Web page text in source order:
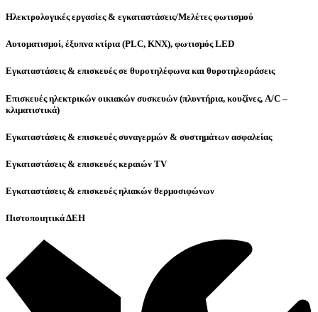
Ηλεκτρολογικές εργασίες & εγκαταστάσεις/Μελέτες φωτισμού
Αυτοματισμοί, έξυπνα κτίρια (PLC, KNX), φωτισμός LED
Εγκαταστάσεις & επισκευές σε θυροτηλέφωνα και θυροτηλεοράσεις
Επισκευές ηλεκτρικών οικιακών συσκευών (πλυντήρια, κουζίνες, A/C –
κλιματιστικά)
Εγκαταστάσεις & επισκευές συναγερμών & συστημάτων ασφαλείας
Εγκαταστάσεις & επισκευές κεραιών TV
Εγκαταστάσεις & επισκευές ηλιακών θερμοσιφώνων
Πιστοποιητικά ΔΕΗ